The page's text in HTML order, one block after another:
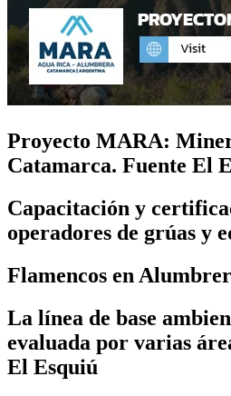
Proyecto MARA:
Catamarca. Fuente El
Capacitación y
operadores de grúas y
Flamencos en
La línea de base
evaluada por varias
El Esquiú